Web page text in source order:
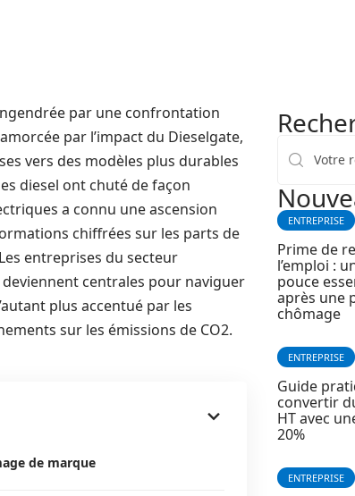
par une confrontation
par l’impact du Dieselgate,
vers des modèles plus durables
diesel ont chuté de façon
a connu une ascension
chiffrées sur les parts de
entreprises du secteur
centrales pour naviguer
plus accentué par les
sur les émissions de CO2.
de marque
ENTREPRISE
Prime de
l’emploi :
pouce
après une
chômage
ENTREPRISE
Guide
convertir
HT avec
20%
ENTREPRISE